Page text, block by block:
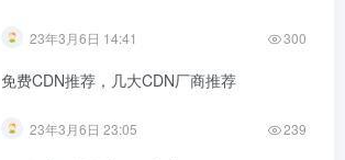
23年3月6日 14:41 300
免费CDN推荐，几大CDN厂商推荐
23年3月6日 23:05 239